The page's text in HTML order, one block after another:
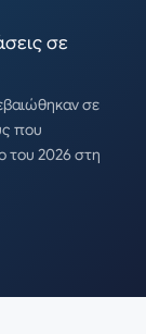
σε
σε
που
του 2026 στη